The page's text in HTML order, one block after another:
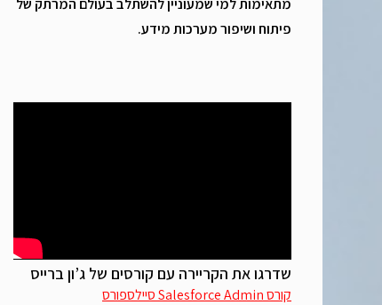
מתאימות למי שמעוניין להשתלב בעולם המרתק של
פיתוח ושיפור מערכות מידע.
שדרגו את הקריירה עם קורסים של ג’ון ברייס
קורס Salesforce Admin סיילספורס